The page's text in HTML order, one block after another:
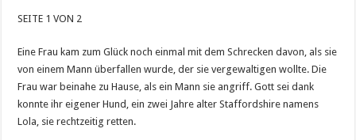
SEITE 1 VON 2
Eine Frau kam zum Glück noch einmal mit dem Schrecken davon, als sie
von einem Mann überfallen wurde, der sie vergewaltigen wollte. Die
Frau war beinahe zu Hause, als ein Mann sie angriff. Gott sei dank
konnte ihr eigener Hund, ein zwei Jahre alter Staffordshire namens
Lola, sie rechtzeitig retten.